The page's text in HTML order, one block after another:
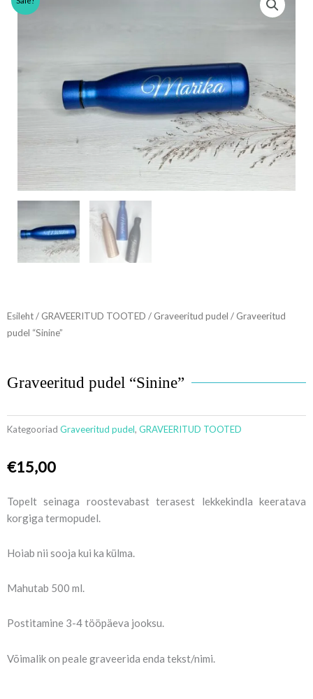
Esileht/ GRAVEERITUD TOOTED / Graveeritud pudel / Graveeritud
pudel “Sinine”
Graveeritud pudel “Sinine”
Kategooriad Graveeritud pudel, GRAVEERITUD TOOTED
€15,00
Topelt seinaga roostevabast terasest lekkekindla keeratava
korgiga termopudel.
Hoiab nii sooja kui ka külma.
Mahutab 500 ml.
Postitamine 3-4 tööpäeva jooksu.
Võimalik on peale graveerida enda tekst/nimi.